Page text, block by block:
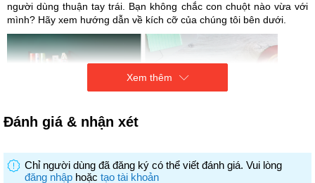
người dùng thuận tay trái. Bạn không chắc con chuột nào vừa với
mình? Hãy xem hướng dẫn về kích cỡ của chúng tôi bên dưới.
Độ vừa vặn hoàn hảo cho bạn
Xem thêm
Đánh giá & nhận xét
Chỉ người dùng đã đăng ký có thể viết đánh giá. Vui lòng
đăng nhập hoặc tạo tài khoản